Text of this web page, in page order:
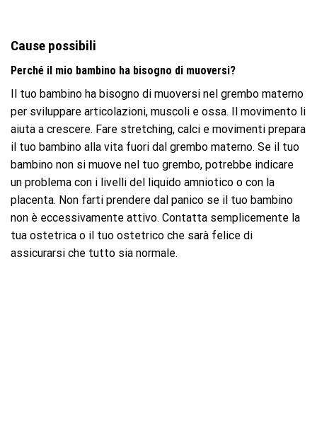
Cause possibili
Perché il mio bambino ha bisogno di muoversi?
Il tuo bambino ha bisogno di muoversi nel grembo materno
per sviluppare articolazioni, muscoli e ossa. Il movimento li
aiuta a crescere. Fare stretching, calci e movimenti prepara
il tuo bambino alla vita fuori dal grembo materno. Se il tuo
bambino non si muove nel tuo grembo, potrebbe indicare
un problema con i livelli del liquido amniotico o con la
placenta. Non farti prendere dal panico se il tuo bambino
non è eccessivamente attivo. Contatta semplicemente la
tua ostetrica o il tuo ostetrico che sarà felice di
assicurarsi che tutto sia normale.